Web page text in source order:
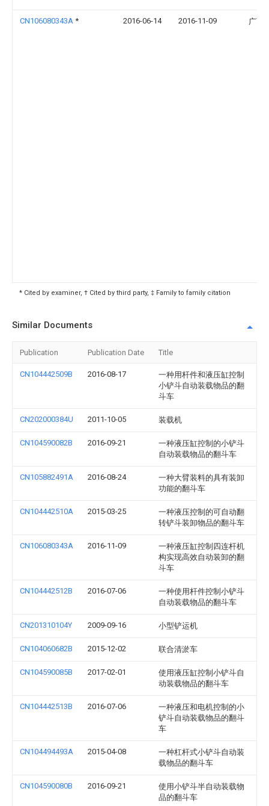
CN106080343A * 2016-06-14 2016-11-09 广西
* Cited by examiner, † Cited by third party, ‡ Family to family citation
Similar Documents
Publication Publication Date Title
CN104442509B 2016-08-17
一种用杆件和液压缸控制
小铲斗自动装载物品的翻
斗车
CN202000384U 2011-10-05 装载机
CN104590082B 2016-09-21
一种液压缸控制的小铲斗
自动装载物品的翻斗车
CN105882491A 2016-08-24
一种大臂装料的具有装卸
功能的翻斗车
CN104442510A 2015-03-25
一种液压控制的可自动翻
转铲斗装卸物品的翻斗车
CN106080343A 2016-11-09
一种液压缸控制四连杆机
构实现高效自动装卸的翻
斗车
CN104442512B 2016-07-06
一种使用杆件控制小铲斗
自动装载物品的翻斗车
CN201310104Y 2009-09-16 小型铲运机
CN104060682B 2015-12-02 联合清淤车
CN104590085B 2017-02-01
使用液压缸控制小铲斗自
动装载物品的翻斗车
CN104442513B 2016-07-06
一种液压和电机控制的小
铲斗自动装载物品的翻斗
车
CN104494493A 2015-04-08
一种杠杆式小铲斗自动装
载物品的翻斗车
CN104590080B 2016-09-21
使用小铲斗半自动装载物
品的翻斗车